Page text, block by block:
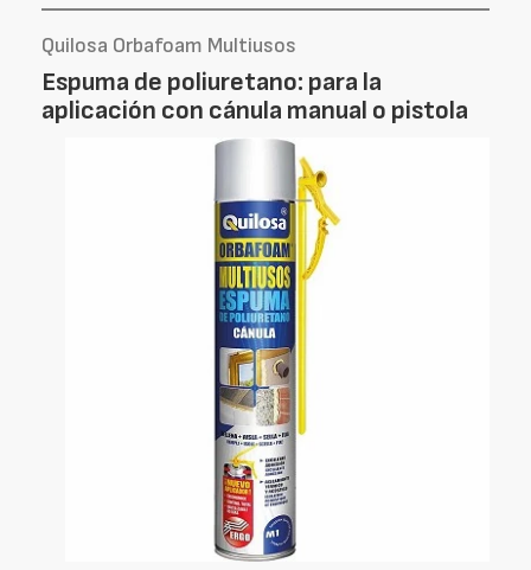
Quilosa Orbafoam Multiusos
Espuma de poliuretano: para la
aplicación con cánula manual o pistola